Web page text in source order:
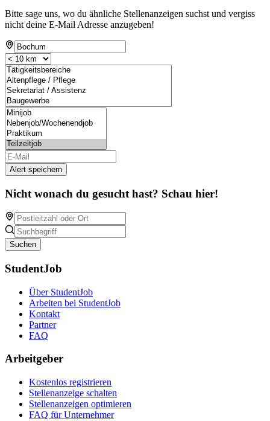
Bitte sage uns, wo du ähnliche Stellenanzeigen suchst und vergiss
nicht deine E-Mail Adresse anzugeben!
Alert speichern
Nicht wonach du gesucht hast? Schau hier!
Suchen
StudentJob
Über StudentJob
Arbeiten bei StudentJob
Kontakt
Partner
FAQ
Arbeitgeber
Kostenlos registrieren
Stellenanzeige schalten
Stellenanzeigen optimieren
FAQ für Unternehmer